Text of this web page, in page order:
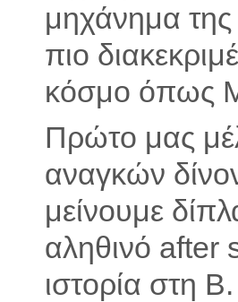
μηχάνημα της
πιο
κόσμο όπως
Πρώτο μας
αναγκών
μείνουμε
αληθινό after
ιστορία στη